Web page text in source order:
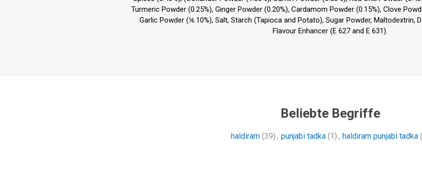
Turmeric Powder (0.25%), Ginger Powder (0.20%), Cardamom Powder (0.15%), Clove
Garlic Powder (⅙.10%), Salt, Starch (Tapioca and Potato), Sugar Powder, Maltodextrin,
Flavour Enhancer (E 627 and E 631).
Beliebte Begriffe
haldiram (39) , punjabi tadka (1) , haldiram punjabi tadka